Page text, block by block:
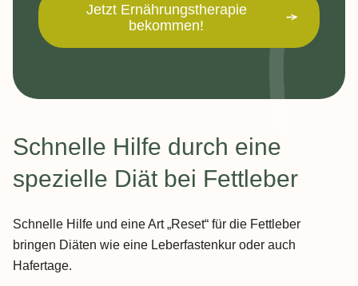
Jetzt Ernährungstherapie
bekommen!
Schnelle Hilfe durch eine
spezielle Diät bei Fettleber
Schnelle Hilfe und eine Art „Reset“ für die Fettleber
bringen Diäten wie eine Leberfastenkur oder auch
Hafertage.